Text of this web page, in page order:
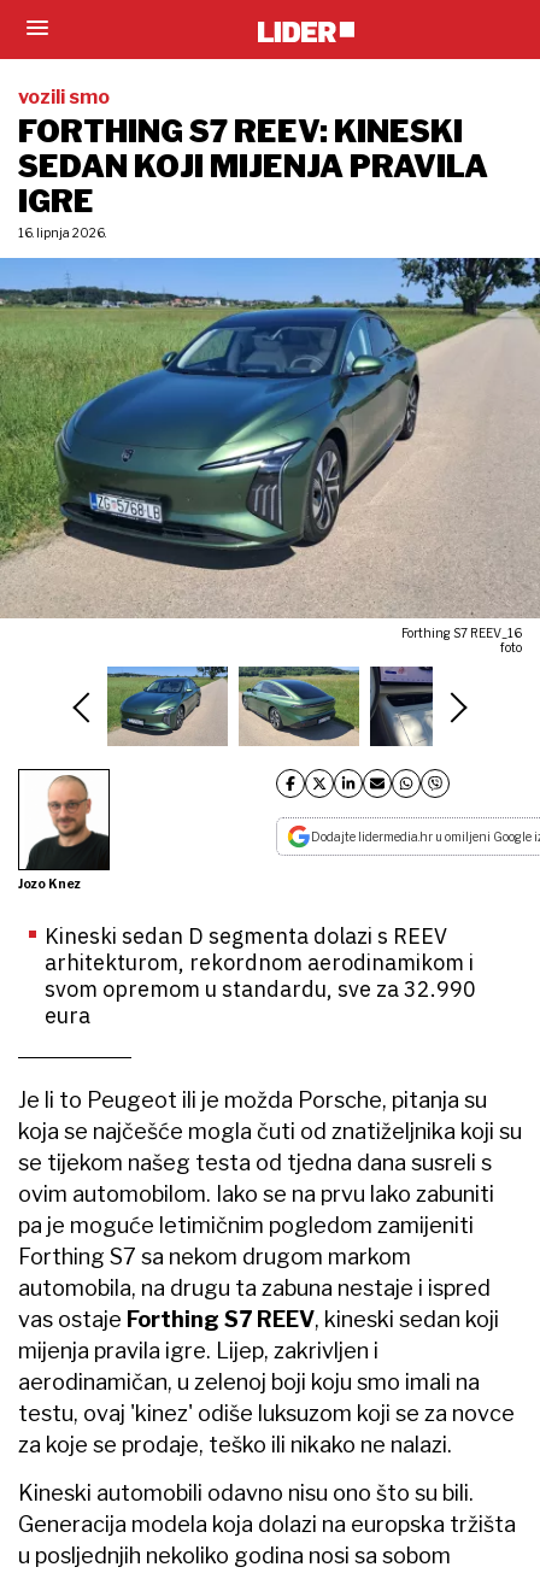
vozili smo
FORTHING S7 REEV: KINESKI
SEDAN KOJI MIJENJA PRAVILA
IGRE
16. lipnja 2026.
Forthing S7 REEV_16
foto
Jozo Knez
Dodajte lidermedia.hr u omiljeni Google
Kineski sedan D segmenta dolazi s REEV
arhitekturom, rekordnom aerodinamikom i
svom opremom u standardu, sve za 32.990
eura
Je li to Peugeot ili je možda Porsche, pitanja su
koja se najčešće mogla čuti od znatiželjnika koji su
se tijekom našeg testa od tjedna dana susreli s
ovim automobilom. Iako se na prvu lako zabuniti
pa je moguće letimičnim pogledom zamijeniti
Forthing S7 sa nekom drugom markom
automobila, na drugu ta zabuna nestaje i ispred
vas ostaje Forthing S7 REEV, kineski sedan koji
mijenja pravila igre. Lijep, zakrivljen i
aerodinamičan, u zelenoj boji koju smo imali na
testu, ovaj 'kinez' odiše luksuzom koji se za novce
za koje se prodaje, teško ili nikako ne nalazi.
Kineski automobili odavno nisu ono što su bili.
Generacija modela koja dolazi na europska tržišta
u posljednjih nekoliko godina nosi sa sobom